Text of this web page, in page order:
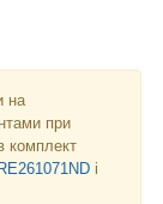
на
при
комплект
RE261071ND і